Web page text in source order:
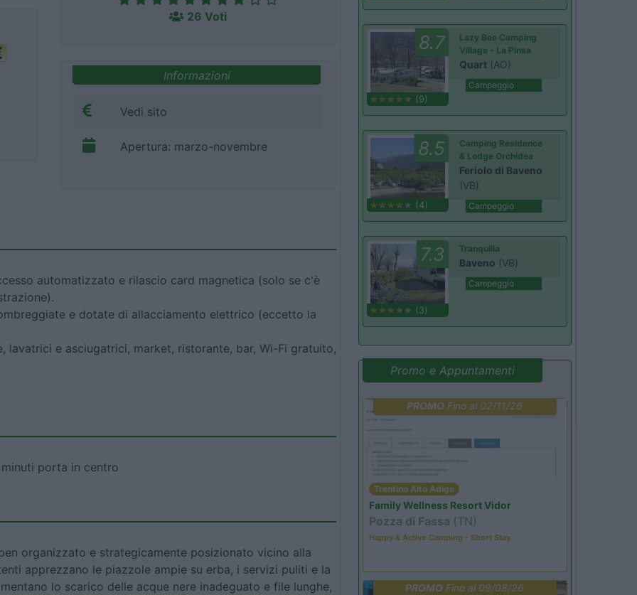
26 Voti
Informazioni
Vedi sito
Apertura: marzo-novembre
automatizzato e rilascio card magnetica (solo se c'è
e dotate di allacciamento elettrico (eccetto la
lavatrici e asciugatrici, market, ristorante, bar, Wi-Fi gratuito,
porta in centro
organizzato e strategicamente posizionato vicino alla
apprezzano le piazzole ampie su erba, i servizi puliti e la
lo scarico delle acque nere inadeguato e file lunghe,
8.7
(9)
Lazy Bee Camping
Village - La Pinsa
Quart (AO)
Campeggio
8.5
(4)
Camping Residence
& Lodge Orchidea
Feriolo di Baveno
(VB)
Campeggio
7.3
(3)
Tranquilla
Baveno (VB)
Campeggio
Promo e Appuntamenti
PROMO Fino al 02/11/26
Trentino Alto Adige
Family Wellness Resort Vidor
Pozza di Fassa (TN)
Happy & Active Camping - Short Stay
PROMO Fino al 09/08/26